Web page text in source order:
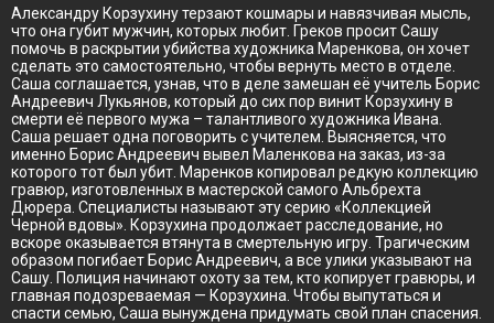
Александру Корзухину терзают кошмары и навязчивая мысль,
что она губит мужчин, которых любит. Греков просит Сашу
помочь в раскрытии убийства художника Маренкова, он хочет
сделать это самостоятельно, чтобы вернуть место в отделе.
Саша соглашается, узнав, что в деле замешан её учитель Борис
Андреевич Лукьянов, который до сих пор винит Корзухину в
смерти её первого мужа – талантливого художника Ивана.
Саша решает одна поговорить с учителем. Выясняется, что
именно Борис Андреевич вывел Маленкова на заказ, из-за
которого тот был убит. Маренков копировал редкую коллекцию
гравюр, изготовленных в мастерской самого Альбрехта
Дюрера. Специалисты называют эту серию «Коллекцией
Черной вдовы». Корзухина продолжает расследование, но
вскоре оказывается втянута в смертельную игру. Трагическим
образом погибает Борис Андреевич, а все улики указывают на
Сашу. Полиция начинают охоту за тем, кто копирует гравюры, и
главная подозреваемая — Корзухина. Чтобы выпутаться и
спасти семью, Саша вынуждена придумать свой план спасения.